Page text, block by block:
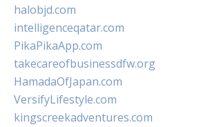
halobjd.com
intelligenceqatar.com
PikaPikaApp.com
takecareofbusinessdfw.org
HamadaOfJapan.com
VersifyLifestyle.com
kingscreekadventures.com